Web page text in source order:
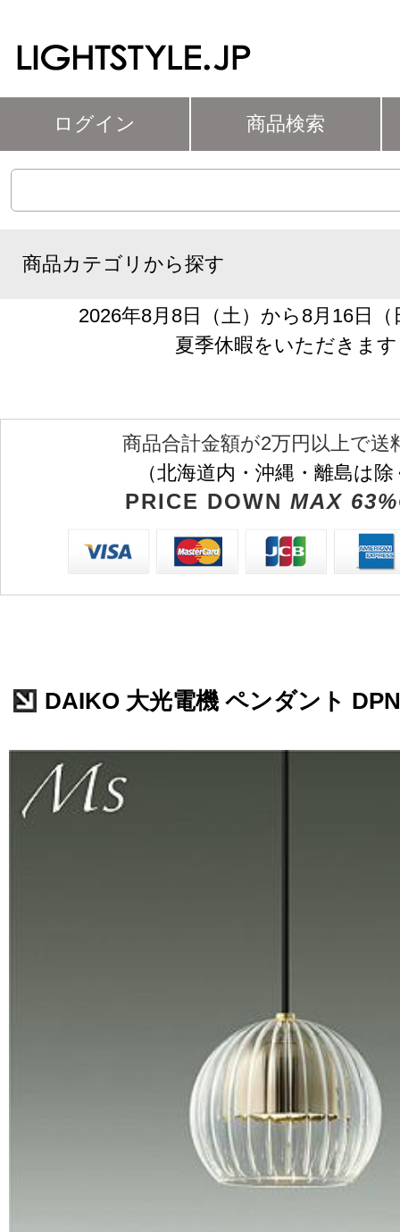
ログイン 商品検索
商品カテゴリから探す
2026年8月8日（土）から8月16日
夏季休暇をいただきます
商品合計金額が2万円以上で送
（北海道内・沖縄・離島は
PRICE DOWN MAX
DAIKO 大光電機 ペンダント